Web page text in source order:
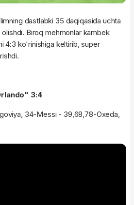
dastlabki 35 daqiqasida uchta
Biroq mehmonlar kambek
4:3 ko'rinishiga keltirib, super
3:4
34-Messi - 39,68,78-Oxeda,